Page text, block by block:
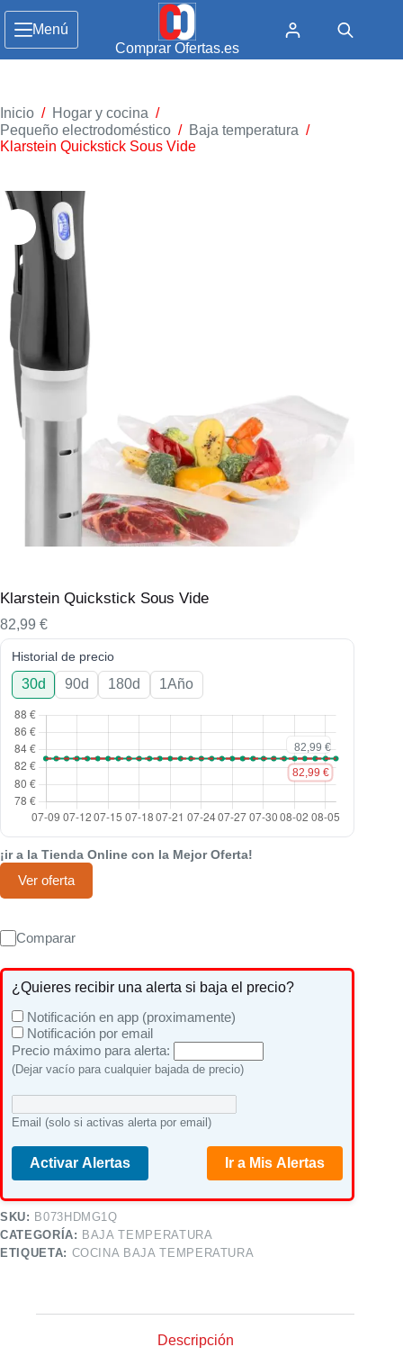
Menú
Comprar Ofertas.es
Inicio / Hogar y cocina /
Pequeño electrodoméstico / Baja temperatura /
Klarstein Quickstick Sous Vide
Klarstein Quickstick Sous Vide
82,99 €
Historial de precio
30d 90d 180d 1Año
¡ir a la Tienda Online con la Mejor Oferta!
Ver oferta
Comparar
¿Quieres recibir una alerta si baja el precio?
Notificación en app (proximamente)
Notificación por email
Precio máximo para alerta:
(Dejar vacío para cualquier bajada de precio)
Email (solo si activas alerta por email)
Activar Alertas Ir a Mis Alertas
SKU: B073HDMG1Q
CATEGORÍA: BAJA TEMPERATURA
ETIQUETA: COCINA BAJA TEMPERATURA
Descripción